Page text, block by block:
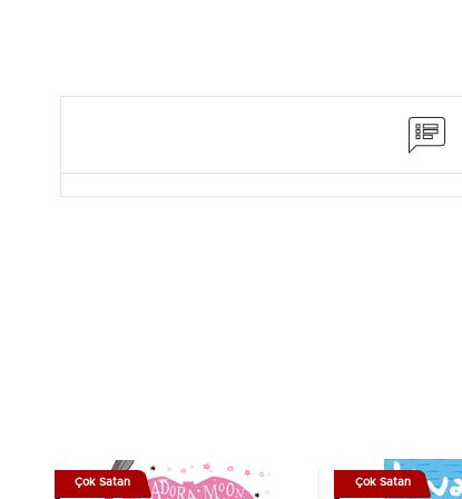
Çok Satan Çok Satan